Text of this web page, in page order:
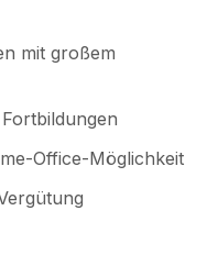
mit großem
Office-Möglichkeit